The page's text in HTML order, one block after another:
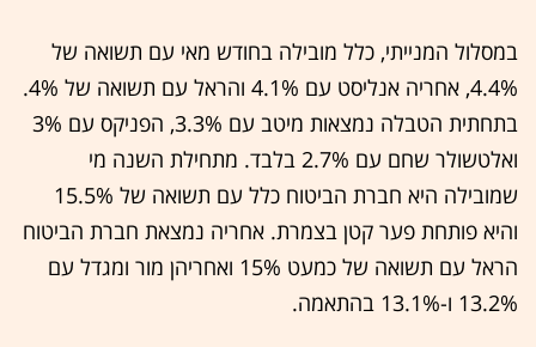
במסלול המנייתי, כלל מובילה בחודש מאי עם תשואה של
4.4%, אחריה אנליסט עם 4.1% והראל עם תשואה של 4%.
בתחתית הטבלה נמצאות מיטב עם 3.3%, הפניקס עם 3%
ואלטשולר שחם עם 2.7% בלבד. מתחילת השנה מי
שמובילה היא חברת הביטוח כלל עם תשואה של 15.5%
והיא פותחת פער קטן בצמרת. אחריה נמצאת חברת הביטוח
הראל עם תשואה של כמעט 15% ואחריהן מור ומגדל עם
13.2% ו-13.1% בהתאמה.